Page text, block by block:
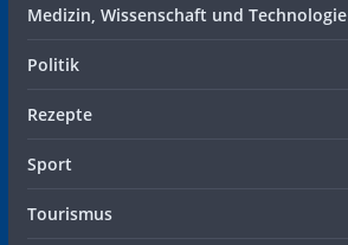
Medizin, Wissenschaft und Technologie
Politik
Rezepte
Sport
Tourismus